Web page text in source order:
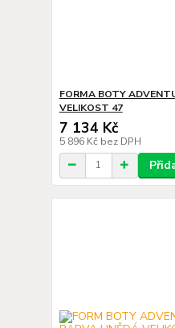
FORMA BOTY
VELIKOST 47
7 134 Kč
5 896 Kč bez DPH